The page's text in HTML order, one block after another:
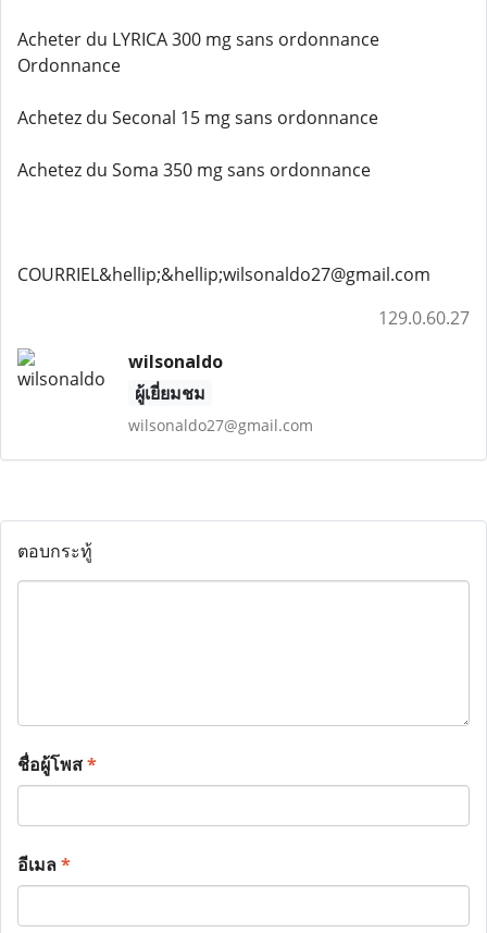
Acheter du LYRICA 300 mg sans ordonnance
Ordonnance
Achetez du Seconal 15 mg sans ordonnance
Achetez du Soma 350 mg sans ordonnance
COURRIEL&hellip;&hellip;wilsonaldo27@gmail.com
129.0.60.27
wilsonaldo
ผู้เยี่ยมชม
wilsonaldo27@gmail.com
ตอบกระทู้
ชื่อผู้โพส*
อีเมล*